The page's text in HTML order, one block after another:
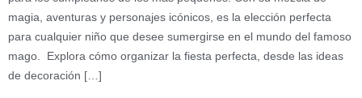
magia, aventuras y personajes icónicos, es la elección perfecta
para cualquier niño que desee sumergirse en el mundo del famoso
mago. Explora cómo organizar la fiesta perfecta, desde las ideas
de decoración […]